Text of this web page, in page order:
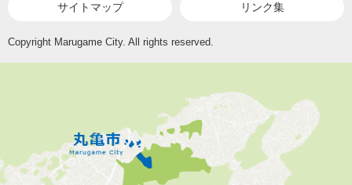
サイトマップ リンク集
Copyright Marugame City. All rights reserved.